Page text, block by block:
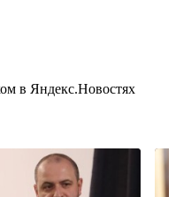
в Яндекс.Новостях